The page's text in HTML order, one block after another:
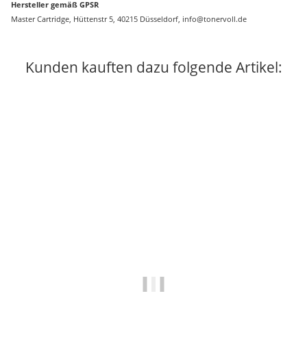
Hersteller gemäß GPSR
Master Cartridge, Hüttenstr 5, 40215 Düsseldorf, info@tonervoll.de
Kunden kauften dazu folgende Artikel: